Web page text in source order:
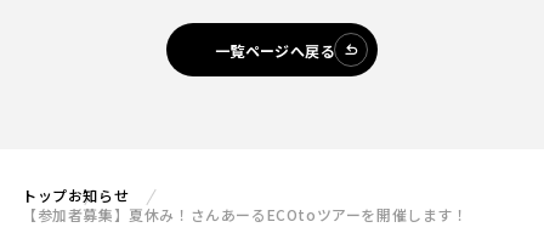
一覧ページへ戻る
トップお知らせ
【参加者募集】夏休み！さんあーるECOtoツアーを開催します！